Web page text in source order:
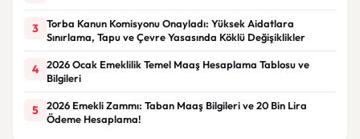
3
Torba Kanun Komisyonu Onayladı: Yüksek Aidatlara
Sınırlama, Tapu ve Çevre Yasasında Köklü Değişiklikler
4
2026 Ocak Emeklilik Temel Maaş Hesaplama Tablosu ve
Bilgileri
5
2026 Emekli Zammı: Taban Maaş Bilgileri ve 20 Bin Lira
Ödeme Hesaplama!